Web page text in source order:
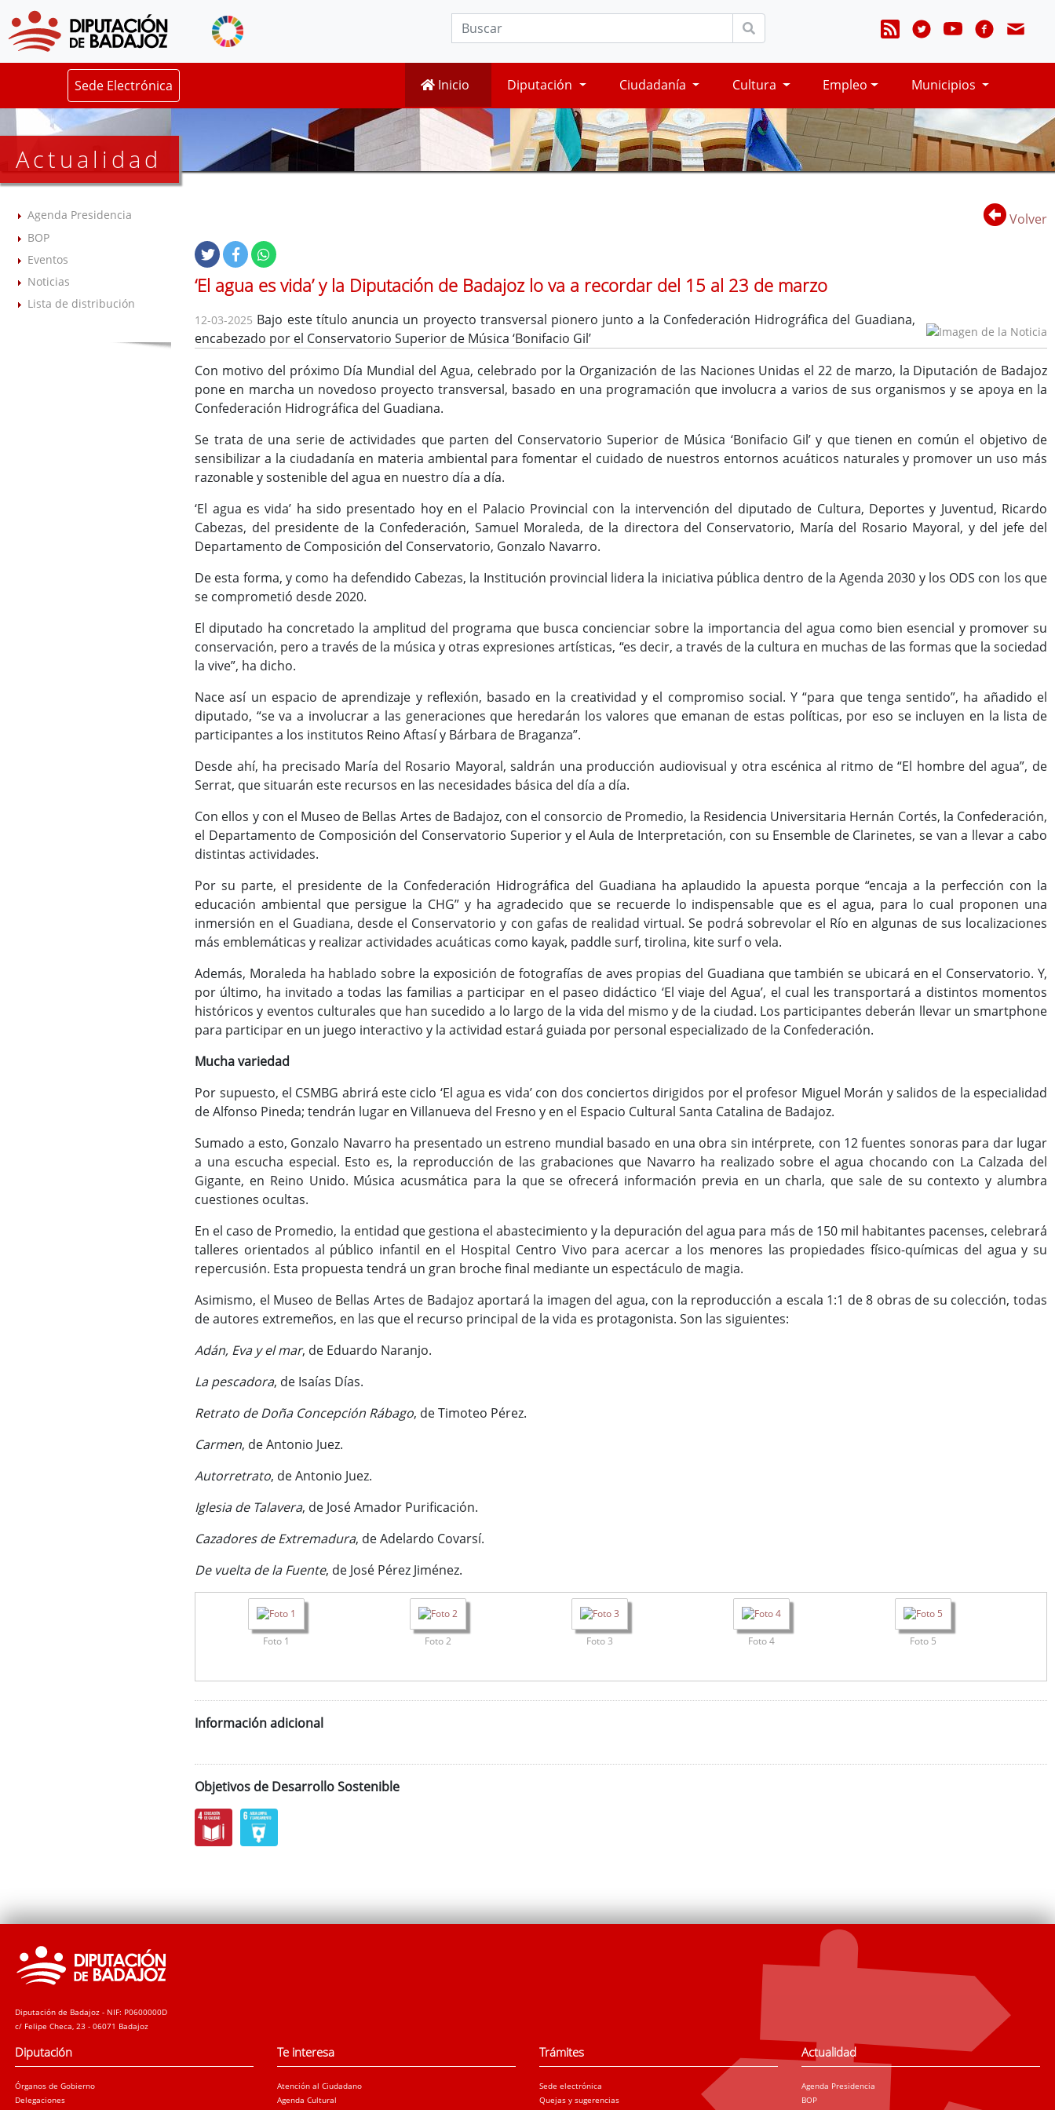
Sede Electrónica Inicio Diputación Ciudadanía Cultura Empleo Municipios
Actualidad
Agenda Presidencia
BOP
Eventos
Noticias
Lista de distribución
Volver
‘El agua es vida’ y la Diputación de Badajoz lo va a recordar del 15 al 23 de marzo
12-03-2025 Bajo este título anuncia un proyecto transversal pionero junto a la Confederación Hidrográfica del Guadiana,
encabezado por el Conservatorio Superior de Música ‘Bonifacio Gil’
Con motivo del próximo Día Mundial del Agua, celebrado por la Organización de las Naciones Unidas el 22 de marzo, la Diputación de Badajoz
pone en marcha un novedoso proyecto transversal, basado en una programación que involucra a varios de sus organismos y se apoya en la
Confederación Hidrográfica del Guadiana.
Se trata de una serie de actividades que parten del Conservatorio Superior de Música ‘Bonifacio Gil’ y que tienen en común el objetivo de
sensibilizar a la ciudadanía en materia ambiental para fomentar el cuidado de nuestros entornos acuáticos naturales y promover un uso más
razonable y sostenible del agua en nuestro día a día.
‘El agua es vida’ ha sido presentado hoy en el Palacio Provincial con la intervención del diputado de Cultura, Deportes y Juventud, Ricardo
Cabezas, del presidente de la Confederación, Samuel Moraleda, de la directora del Conservatorio, María del Rosario Mayoral, y del jefe del
Departamento de Composición del Conservatorio, Gonzalo Navarro.
De esta forma, y como ha defendido Cabezas, la Institución provincial lidera la iniciativa pública dentro de la Agenda 2030 y los ODS con los que
se comprometió desde 2020.
El diputado ha concretado la amplitud del programa que busca concienciar sobre la importancia del agua como bien esencial y promover su
conservación, pero a través de la música y otras expresiones artísticas, “es decir, a través de la cultura en muchas de las formas que la sociedad
la vive”, ha dicho.
Nace así un espacio de aprendizaje y reflexión, basado en la creatividad y el compromiso social. Y “para que tenga sentido”, ha añadido el
diputado, “se va a involucrar a las generaciones que heredarán los valores que emanan de estas políticas, por eso se incluyen en la lista de
participantes a los institutos Reino Aftasí y Bárbara de Braganza”.
Desde ahí, ha precisado María del Rosario Mayoral, saldrán una producción audiovisual y otra escénica al ritmo de “El hombre del agua”, de
Serrat, que situarán este recursos en las necesidades básica del día a día.
Con ellos y con el Museo de Bellas Artes de Badajoz, con el consorcio de Promedio, la Residencia Universitaria Hernán Cortés, la Confederación,
el Departamento de Composición del Conservatorio Superior y el Aula de Interpretación, con su Ensemble de Clarinetes, se van a llevar a cabo
distintas actividades.
Por su parte, el presidente de la Confederación Hidrográfica del Guadiana ha aplaudido la apuesta porque “encaja a la perfección con la
educación ambiental que persigue la CHG” y ha agradecido que se recuerde lo indispensable que es el agua, para lo cual proponen una
inmersión en el Guadiana, desde el Conservatorio y con gafas de realidad virtual. Se podrá sobrevolar el Río en algunas de sus localizaciones
más emblemáticas y realizar actividades acuáticas como kayak, paddle surf, tirolina, kite surf o vela.
Además, Moraleda ha hablado sobre la exposición de fotografías de aves propias del Guadiana que también se ubicará en el Conservatorio. Y,
por último, ha invitado a todas las familias a participar en el paseo didáctico ‘El viaje del Agua’, el cual les transportará a distintos momentos
históricos y eventos culturales que han sucedido a lo largo de la vida del mismo y de la ciudad. Los participantes deberán llevar un smartphone
para participar en un juego interactivo y la actividad estará guiada por personal especializado de la Confederación.
Mucha variedad
Por supuesto, el CSMBG abrirá este ciclo ‘El agua es vida’ con dos conciertos dirigidos por el profesor Miguel Morán y salidos de la especialidad
de Alfonso Pineda; tendrán lugar en Villanueva del Fresno y en el Espacio Cultural Santa Catalina de Badajoz.
Sumado a esto, Gonzalo Navarro ha presentado un estreno mundial basado en una obra sin intérprete, con 12 fuentes sonoras para dar lugar
a una escucha especial. Esto es, la reproducción de las grabaciones que Navarro ha realizado sobre el agua chocando con La Calzada del
Gigante, en Reino Unido. Música acusmática para la que se ofrecerá información previa en un charla, que sale de su contexto y alumbra
cuestiones ocultas.
En el caso de Promedio, la entidad que gestiona el abastecimiento y la depuración del agua para más de 150 mil habitantes pacenses, celebrará
talleres orientados al público infantil en el Hospital Centro Vivo para acercar a los menores las propiedades físico-químicas del agua y su
repercusión. Esta propuesta tendrá un gran broche final mediante un espectáculo de magia.
Asimismo, el Museo de Bellas Artes de Badajoz aportará la imagen del agua, con la reproducción a escala 1:1 de 8 obras de su colección, todas
de autores extremeños, en las que el recurso principal de la vida es protagonista. Son las siguientes:
Adán, Eva y el mar, de Eduardo Naranjo.
La pescadora, de Isaías Días.
Retrato de Doña Concepción Rábago, de Timoteo Pérez.
Carmen, de Antonio Juez.
Autorretrato, de Antonio Juez.
Iglesia de Talavera, de José Amador Purificación.
Cazadores de Extremadura, de Adelardo Covarsí.
De vuelta de la Fuente, de José Pérez Jiménez.
Foto 1 Foto 2 Foto 3 Foto 4 Foto 5
Información adicional
Objetivos de Desarrollo Sostenible
Diputación de Badajoz - NIF: P0600000D
c/ Felipe Checa, 23 - 06071 Badajoz
Diputación
Órganos de Gobierno
Delegaciones
Te interesa
Atención al Ciudadano
Agenda Cultural
Trámites
Sede electrónica
Quejas y sugerencias
Actualidad
Agenda Presidencia
BOP